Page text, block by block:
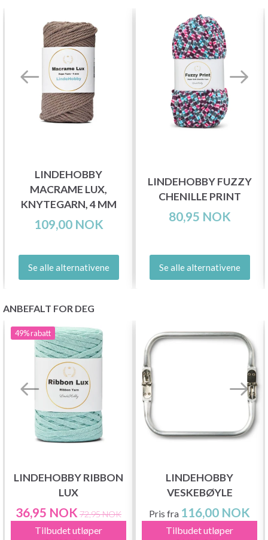
LINDEHOBBY
MACRAME LUX,
KNYTEGARN, 4 MM
109,00 NOK
Se alle alternativene
LINDEHOBBY FUZZY
CHENILLE PRINT
80,95 NOK
Se alle alternativene
ANBEFALT FOR DEG
49%rabatt
LINDEHOBBY RIBBON
LUX
36,95 NOK 72,95 NOK
Tilbudet utløper
LINDEHOBBY
VESKEBØYLE
Pris fra 116,00 NOK
Tilbudet utløper